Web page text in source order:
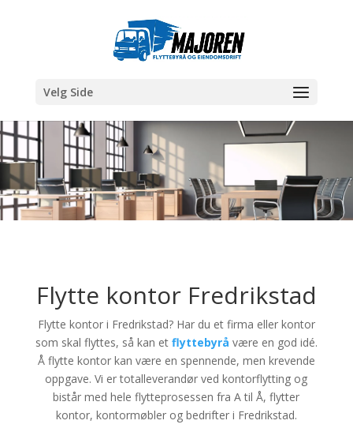
Velg Side
Flytte kontor Fredrikstad
Flytte kontor i Fredrikstad? Har du et firma eller kontor
som skal flyttes, så kan et flyttebyrå være en god idé.
Å flytte kontor kan være en spennende, men krevende
oppgave. Vi er totalleverandør ved kontorflytting og
bistår med hele flytteprosessen fra A til Å, flytter
kontor, kontormøbler og bedrifter i Fredrikstad.